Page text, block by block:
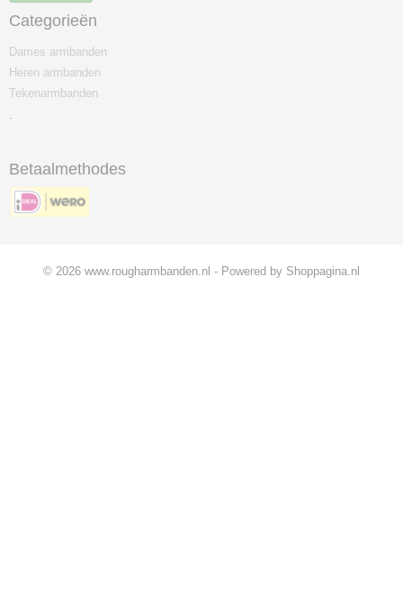
Categorieën
Dames armbanden
Heren armbanden
Tekenarmbanden
.
Betaalmethodes
© 2026 www.rougharmbanden.nl - Powered by Shoppagina.nl